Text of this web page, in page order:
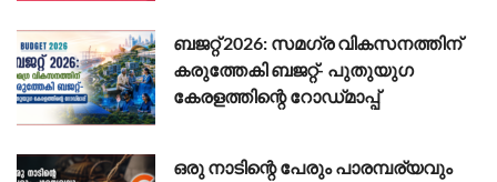
ബജറ്റ് 2026: സമഗ്ര വികസനത്തിന്
കരുത്തേകി ബജറ്റ്- പുതുയുഗ
കേരളത്തിന്റെ റോഡ്‌മാപ്പ്
ഒരു നാടിന്റെ പേരും പാരമ്പര്യവും